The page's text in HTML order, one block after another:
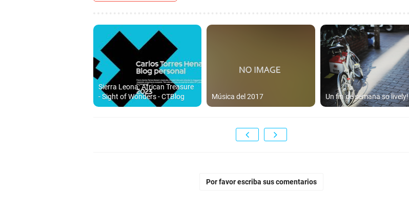
Sierra Leona: African Treasure
- Sight of Wonders - CTBlog
Música del 2017 Un fin de semana so lively!
Por favor escriba sus comentarios